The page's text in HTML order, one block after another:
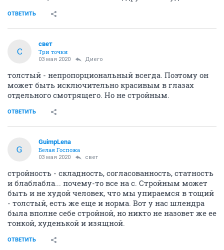
ОТВЕТИТЬ
С
свет
Три точки
03 мая 2020 Диего
толстый - непропорциональный всегда. Поэтому он
может быть исключительно красивым в глазах
отдельного смотрящего. Но не стройным.
ОТВЕТИТЬ
G
GuimpLena
Белая Госпожа
03 мая 2020 свет
стройность - складность, согласованность, статность
и блаблабла... почему-то все на с. Стройным может
быть и не худой человек, что мы упираемся в тощий
- толстый, есть же еще и норма. Вот у нас шлендра
была вполне себе стройной, но никто не назовет же ее
тонкой, худенькой и изящной.
ОТВЕТИТЬ